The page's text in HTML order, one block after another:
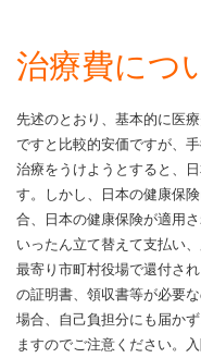
治療費につ
先述のとおり、基本的に医
ですと比較的安価ですが、
治療をうけようとすると、
す。しかし、日本の健康保
合、日本の健康保険が適用さ
いったん立て替えて支払い
最寄り市町村役場で還付さ
の証明書、領収書等が必要
場合、自己負担分にも届か
ますのでご注意ください。